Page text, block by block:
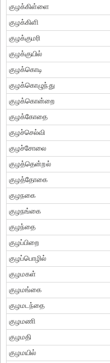
குழக்கிள்ளை
குழக்கிளி
குழக்குமரி
குழக்குயில்
குழக்கொடி
குழக்கொழுந்து
குழக்கொன்றை
குழக்கோதை
குழச்செல்வி
குழச்சோலை
குழத்தென்றல்
குழத்தோகை
குழநகை
குழநங்கை
குழந்தை
குழப்பிறை
குழப்பொழில்
குழமகள்
குழமங்கை
குழமடந்தை
குழமணி
குழமதி
குழமயில்